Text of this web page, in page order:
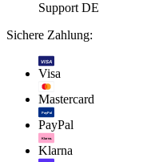
Support DE
Sichere Zahlung:
VISA
Visa
Mastercard
PayPal
PayPal
Klarna.
Klarna